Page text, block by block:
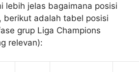
lebih jelas bagaimana posisi
berikut adalah tabel posisi
grup Liga Champions
relevan):